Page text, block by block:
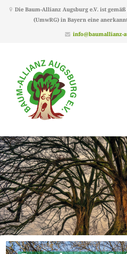
Die Baum-Allianz Augsburg e.V. ist
(UmwRG) in Bayern eine
info@baumallianz-